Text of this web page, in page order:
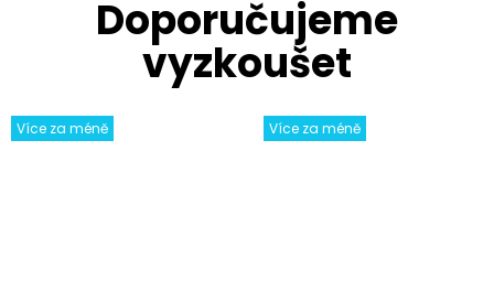
Více za méně Více za méně